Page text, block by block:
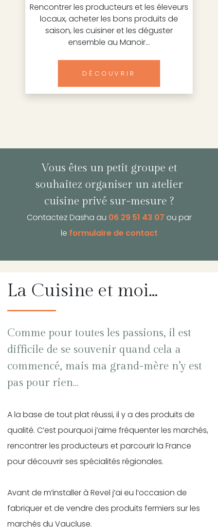
Rencontrer les producteurs et les éleveurs
locaux, acheter les bons produits de
saison, les cuisiner et les déguster
ensemble au Manoir...
DÉCOUVRIR
Vous êtes un petit groupe et
souhaitez organiser un atelier
cuisine privé sur-mesure ?
Contactez Dasha au 06 29 51 43 07 ou par
le formulaire de contact
La Cuisine et moi…
Comme pour toutes les passions, il est
difficile de se souvenir quand cela a
commencé, mais ma grand-mère n’y est
pas pour rien…
A la base de tout plat réussi, il y a des produits de
qualité. C’est pourquoi j’aime fréquenter les marchés,
rencontrer les producteurs et parcourir la France
pour découvrir ses spécialités régionales.
Avant de m’installer à Revel j’ai eu l’occasion de
fabriquer et de vendre des produits fermiers sur les
marchés du Vaucluse.